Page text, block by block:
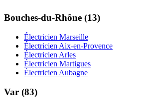
Bouches-du-Rhône (13)
Électricien Marseille
Électricien Aix-en-Provence
Électricien Arles
Électricien Martigues
Électricien Aubagne
Var (83)